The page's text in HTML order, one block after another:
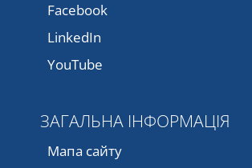
Facebook
LinkedIn
YouTube
ЗАГАЛЬНА ІНФОРМАЦІЯ
Мапа сайту